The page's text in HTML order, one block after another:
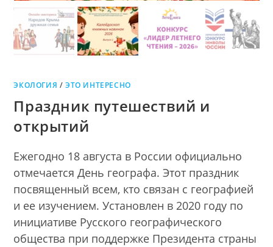
ЭКОЛОГИЯ /ЭТО ИНТЕРЕСНО
Праздник путешествий и
открытий
Ежегодно 18 августа в России официально
отмечается День географа. Этот праздник
посвященный всем, кто связан с географией
и ее изучением. Установлен в 2020 году по
инициативе Русского географического
общества при поддержке Президента страны